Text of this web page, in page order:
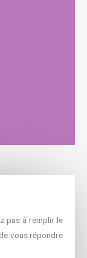
pas à remplir le
vous répondre